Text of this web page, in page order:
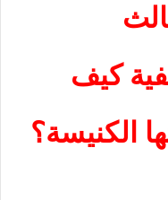
كيف
الكنيسة؟